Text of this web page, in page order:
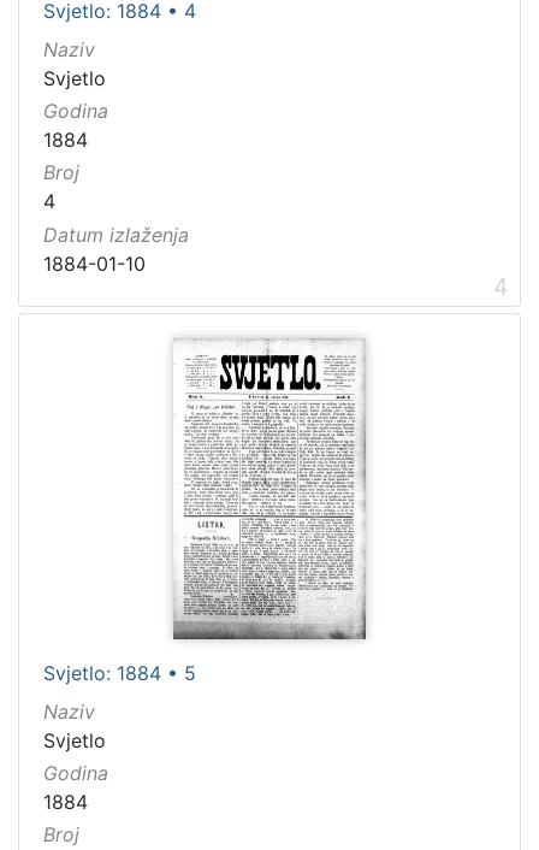
Svjetlo: 1884 • 4
Naziv
Svjetlo
Godina
1884
Broj
4
Datum izlaženja
1884-01-10
4
Svjetlo: 1884 • 5
Naziv
Svjetlo
Godina
1884
Broj